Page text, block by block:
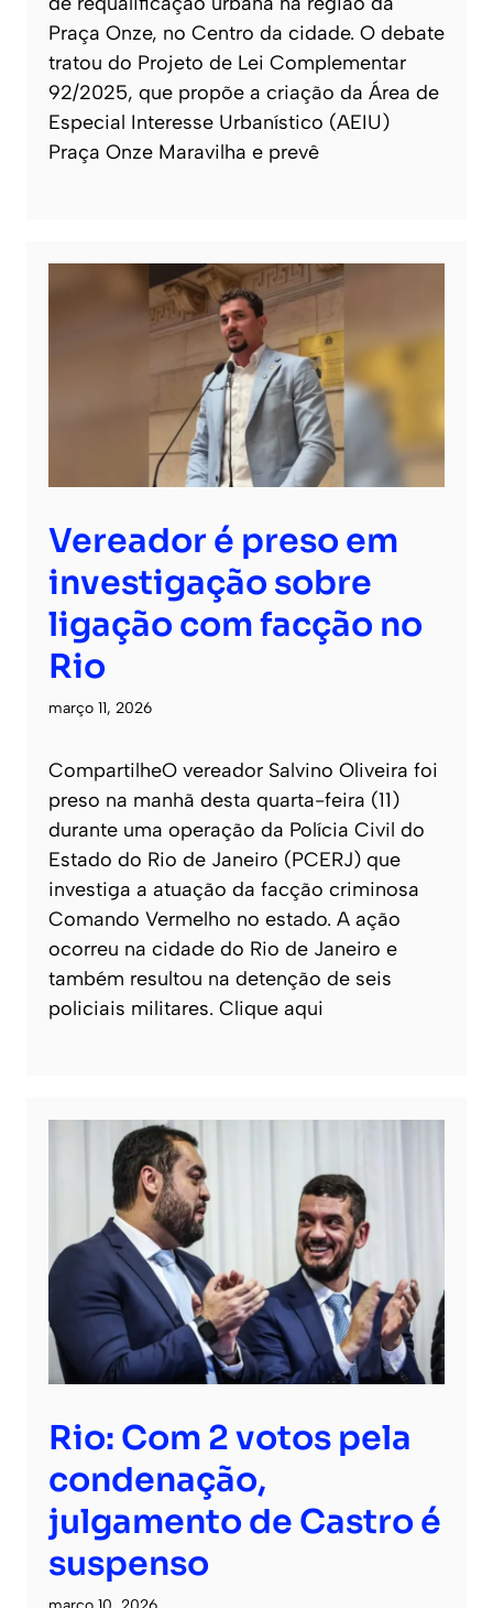
Praça Onze, no Centro da cidade. O debate
tratou do Projeto de Lei Complementar
92/2025, que propõe a criação da Área de
Especial Interesse Urbanístico (AEIU)
Praça Onze Maravilha e prevê
Vereador é preso em
investigação sobre
ligação com facção no
Rio
março 11, 2026
CompartilheO vereador Salvino Oliveira foi
preso na manhã desta quarta-feira (11)
durante uma operação da Polícia Civil do
Estado do Rio de Janeiro (PCERJ) que
investiga a atuação da facção criminosa
Comando Vermelho no estado. A ação
ocorreu na cidade do Rio de Janeiro e
também resultou na detenção de seis
policiais militares. Clique aqui
Rio: Com 2 votos pela
condenação,
julgamento de Castro é
suspenso